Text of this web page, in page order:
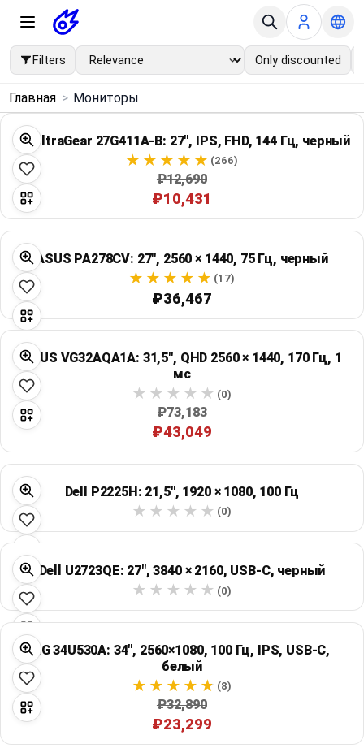
Filters Only discounted
Menu ×
Home
Search
Price Drops
Categories
Brands
Global Price Tracker
Blog
Compare
Plans & Pricing
Log in
Главная > Мониторы
LG UltraGear 27G411A-B: 27", IPS, FHD, 144 Гц, черный
(266)
₽12,690
₽10,431
ASUS PA278CV: 27", 2560 × 1440, 75 Гц, черный
(17)
₽36,467
ASUS VG32AQA1A: 31,5", QHD 2560 × 1440, 170 Гц, 1
мс
(0)
₽73,183
₽43,049
Dell P2225H: 21,5", 1920 × 1080, 100 Гц
(0)
Dell U2723QE: 27", 3840 × 2160, USB-C, черный
(0)
LG 34U530A: 34", 2560×1080, 100 Гц, IPS, USB-C,
белый
(8)
₽32,890
₽23,299